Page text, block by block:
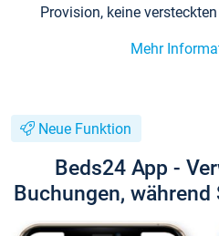
Provision, keine
Mehr
Neue Funktion
Beds24 App -
Buchungen,